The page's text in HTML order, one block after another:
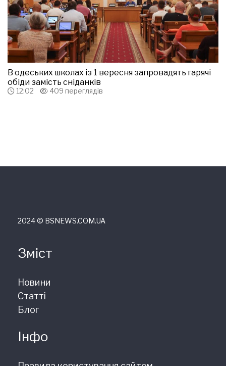
В одеських школах із 1 вересня запровадять гарячі
обіди замість сніданків
12:02 409 переглядів
2024 © ВSNEWS.COM.UA
Зміст
Новини
Статті
Блог
Інфо